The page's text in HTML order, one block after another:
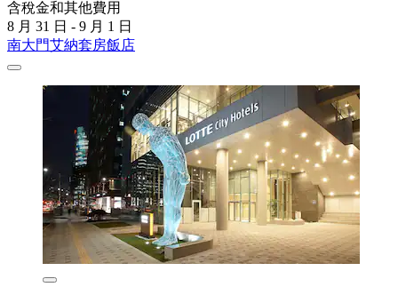
含稅金和其他費用
8 月 31 日 - 9 月 1 日
南大門艾納套房飯店